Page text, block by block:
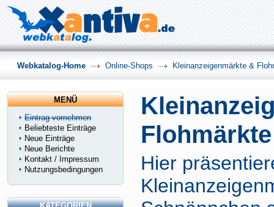
Flohmärkte
Hier
Webkatalog-Home Online-Shops Kleinanzeigenmärkte &
MENÜ
Eintrag vornehmen
Beliebteste Einträge
Neue Einträge
Neue Berichte
Kontakt / Impressum
Nutzungsbedingungen